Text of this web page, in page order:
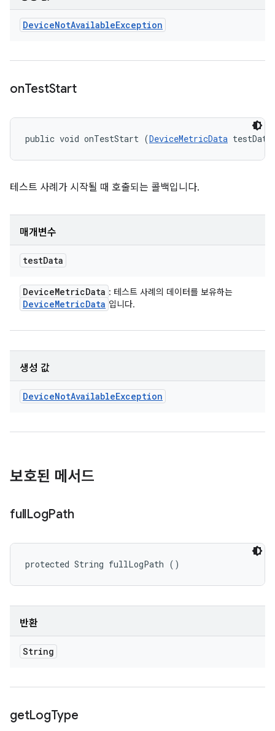
DeviceNotAvailableException
onTestStart
public void onTestStart (DeviceMetricData
테스트 사례가 시작될 때 호출되는 콜백입니다.
매개변수
testData
DeviceMetricData : 테스트 사례의 데이터를 보유하는
DeviceMetricData 입니다.
생성 값
DeviceNotAvailableException
보호된 메서드
fullLogPath
protected String fullLogPath ()
반환
String
getLogType